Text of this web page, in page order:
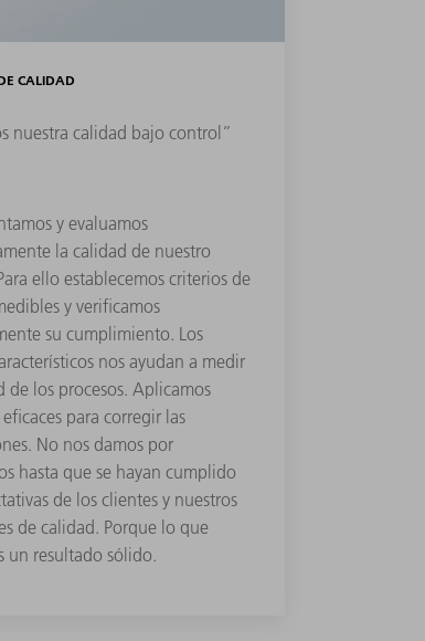
CALIDAD
nuestra calidad bajo control”
y evaluamos
la calidad de nuestro
ello establecemos criterios de
y verificamos
su cumplimiento. Los
nos ayudan a medir
de los procesos. Aplicamos
para corregir las
No nos damos por
hasta que se hayan cumplido
de los clientes y nuestros
de calidad. Porque lo que
un resultado sólido.